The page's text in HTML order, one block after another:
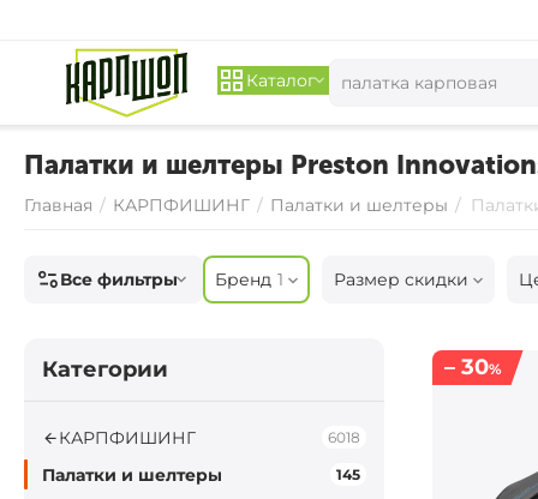
Каталог
Палатки и шелтеры Preston
Главная / КАРПФИШИНГ / Палатки и шелтеры /
Все фильтры Бренд 1 Размер скидки
– 30%
Категории
КАРПФИШИНГ 6018
Палатки и шелтеры 145